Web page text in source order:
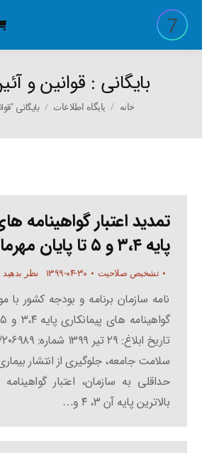
بایگانی : قوانین و
You are here:
خانه پایگاه اطلاعات بایگانی
تمدید اعتبار گواهینامه
پایه ۳،۴ و ۵ تا پایان مهرماه۹۹
تشخیص صلاحیت ۱۳۹۹-۰۴-۳۰ نظر بدهید
نامه سازمان برنامه و بودجه کشور با
حداقلی به سازمان، اعتبار
بالاترین پایه آن ۳، ۴ و…